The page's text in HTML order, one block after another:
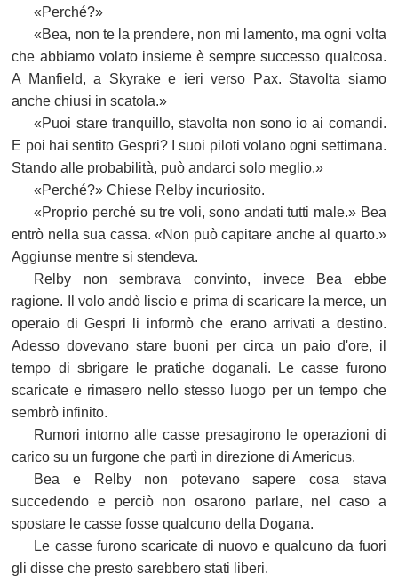
«Perché?»
«Bea, non te la prendere, non mi lamento, ma ogni volta
che abbiamo volato insieme è sempre successo qualcosa.
A Manfield, a Skyrake e ieri verso Pax. Stavolta siamo
anche chiusi in scatola.»
«Puoi stare tranquillo, stavolta non sono io ai comandi.
E poi hai sentito Gespri? I suoi piloti volano ogni settimana.
Stando alle probabilità, può andarci solo meglio.»
«Perché?» Chiese Relby incuriosito.
«Proprio perché su tre voli, sono andati tutti male.» Bea
entrò nella sua cassa. «Non può capitare anche al quarto.»
Aggiunse mentre si stendeva.
Relby non sembrava convinto, invece Bea ebbe
ragione. Il volo andò liscio e prima di scaricare la merce, un
operaio di Gespri li informò che erano arrivati a destino.
Adesso dovevano stare buoni per circa un paio d'ore, il
tempo di sbrigare le pratiche doganali. Le casse furono
scaricate e rimasero nello stesso luogo per un tempo che
sembrò infinito.
Rumori intorno alle casse presagirono le operazioni di
carico su un furgone che partì in direzione di Americus.
Bea e Relby non potevano sapere cosa stava
succedendo e perciò non osarono parlare, nel caso a
spostare le casse fosse qualcuno della Dogana.
Le casse furono scaricate di nuovo e qualcuno da fuori
gli disse che presto sarebbero stati liberi.